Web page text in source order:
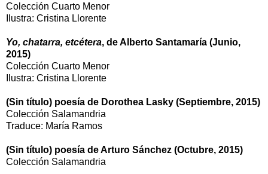
Colección Cuarto Menor
Ilustra: Cristina Llorente
Yo, chatarra, etcétera, de Alberto Santamaría (Junio,
2015)
Colección Cuarto Menor
Ilustra: Cristina Llorente
​(Sin título) poesía de Dorothea Lasky (Septiembre, 2015)
Colección Salamandria
Traduce: María Ramos
​​(Sin título) poesía de Arturo Sánchez (Octubre, 2015)
Colección Salamandria